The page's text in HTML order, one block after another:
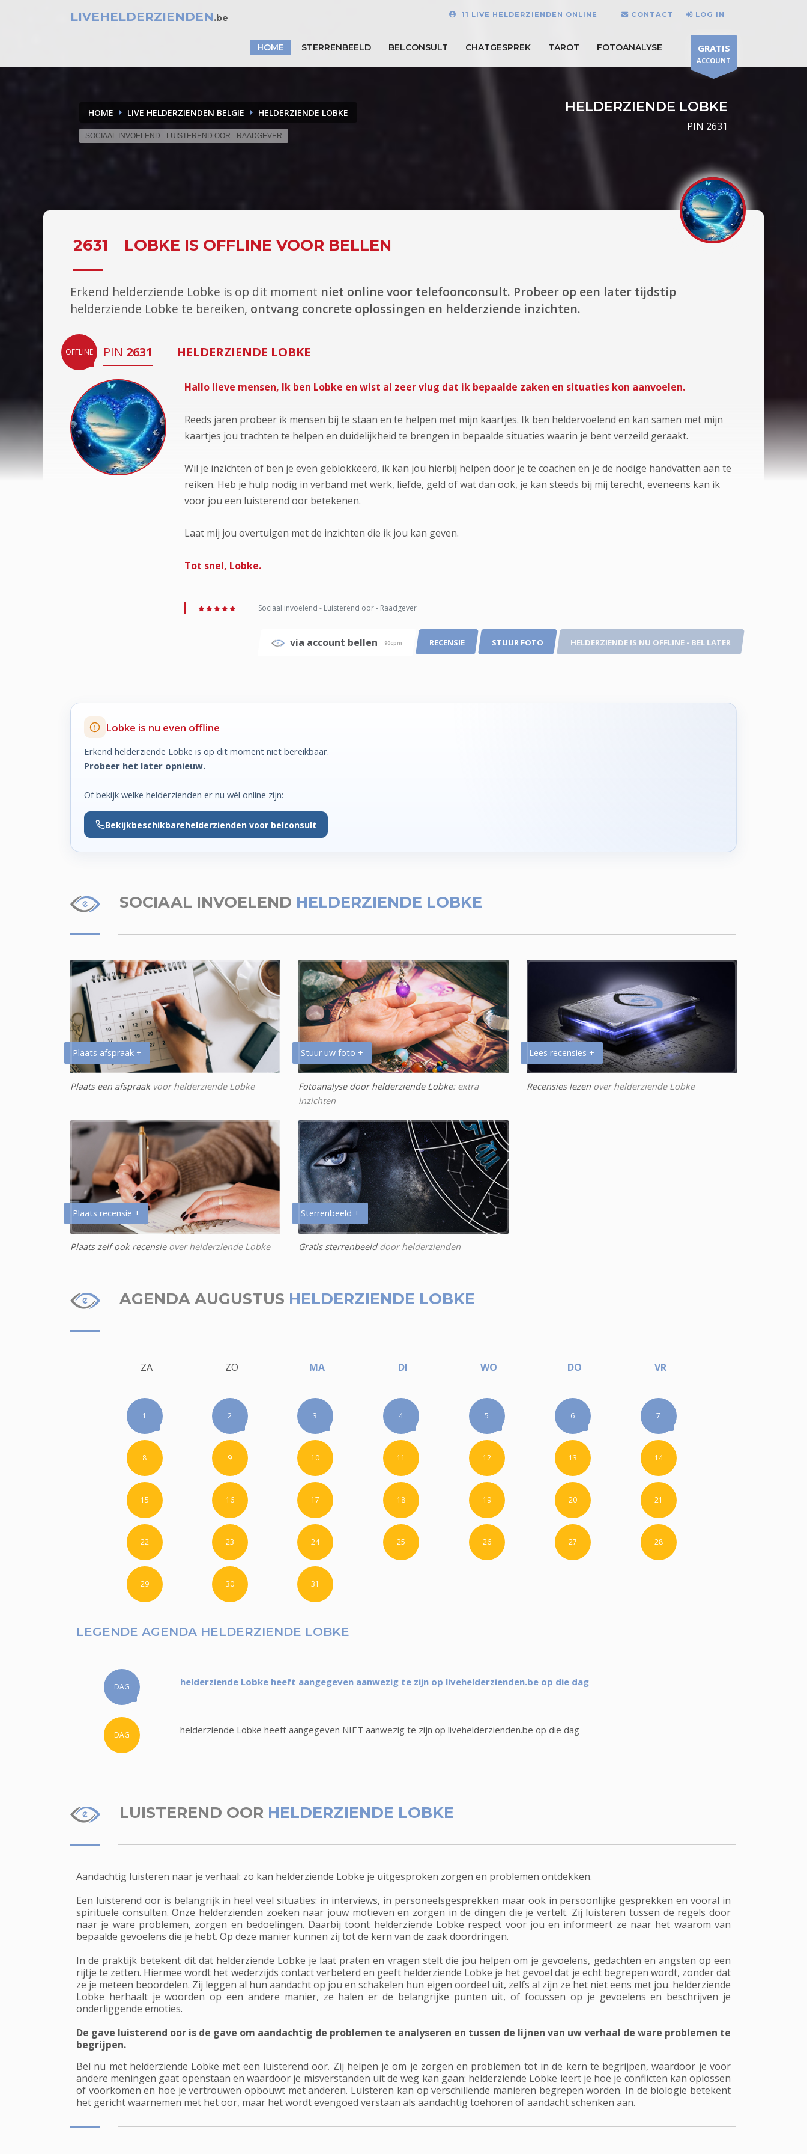
LIVEHELDERZIENDEN.be 11 LIVE HELDERZIENDEN ONLINE CONTACT LOG IN
HOME STERRENBEELD BELCONSULT CHATGESPREK TAROT FOTOANALYSE GRATIS
ACCOUNT
HOME LIVE HELDERZIENDEN BELGIE HELDERZIENDE LOBKE
SOCIAAL INVOELEND - LUISTEREND OOR - RAADGEVER
HELDERZIENDE LOBKE
PIN 2631
2631 LOBKE IS OFFLINE VOOR BELLEN
Erkend helderziende Lobke is op dit moment niet online voor telefoonconsult. Probeer op een later tijdstip
helderziende Lobke te bereiken, ontvang concrete oplossingen en helderziende inzichten.
OFFLINE PIN 2631 HELDERZIENDE LOBKE
Hallo lieve mensen, Ik ben Lobke en wist al zeer vlug dat ik bepaalde zaken en situaties kon aanvoelen.
Reeds jaren probeer ik mensen bij te staan en te helpen met mijn kaartjes. Ik ben heldervoelend en kan samen met mijn
kaartjes jou trachten te helpen en duidelijkheid te brengen in bepaalde situaties waarin je bent verzeild geraakt.
Wil je inzichten of ben je even geblokkeerd, ik kan jou hierbij helpen door je te coachen en je de nodige handvatten aan te
reiken. Heb je hulp nodig in verband met werk, liefde, geld of wat dan ook, je kan steeds bij mij terecht, eveneens kan ik
voor jou een luisterend oor betekenen.
Laat mij jou overtuigen met de inzichten die ik jou kan geven.
Tot snel, Lobke.
Sociaal invoelend - Luisterend oor - Raadgever
via account bellen 90cpm RECENSIE STUUR FOTO HELDERZIENDE IS NU OFFLINE - BEL LATER
Lobke is nu even offline
Erkend helderziende Lobke is op dit moment niet bereikbaar.
Probeer het later opnieuw.
Of bekijk welke helderzienden er nu wél online zijn:
Bekijkbeschikbarehelderzienden voor belconsult
SOCIAAL INVOELEND HELDERZIENDE LOBKE
Plaats afspraak +
Plaats een afspraakvoor helderziende Lobke
Stuur uw foto +
Fotoanalyse door helderziende Lobke: extra
inzichten
Lees recensies +
Recensies lezen over helderziende Lobke
Plaats recensie +
Plaats zelf ook recensieover helderziende Lobke
Sterrenbeeld +
Gratis sterrenbeelddoor helderzienden
AGENDA AUGUSTUS HELDERZIENDE LOBKE
ZA ZO MA DI WO DO VR
1 2 3 4 5 6 7
8 9 10 11 12 13 14
15 16 17 18 19 20 21
22 23 24 25 26 27 28
29 30 31
LEGENDE AGENDA HELDERZIENDE LOBKE
DAG helderziende Lobke heeft aangegeven aanwezig te zijn op livehelderzienden.be op die dag
DAG helderziende Lobke heeft aangegeven NIET aanwezig te zijn op livehelderzienden.be op die dag
LUISTEREND OOR HELDERZIENDE LOBKE
Aandachtig luisteren naar je verhaal: zo kan helderziende Lobke je uitgesproken zorgen en problemen ontdekken.
Een luisterend oor is belangrijk in heel veel situaties: in interviews, in personeelsgesprekken maar ook in persoonlijke gesprekken en vooral in
spirituele consulten. Onze helderzienden zoeken naar jouw motieven en zorgen in de dingen die je vertelt. Zij luisteren tussen de regels door
naar je ware problemen, zorgen en bedoelingen. Daarbij toont helderziende Lobke respect voor jou en informeert ze naar het waarom van
bepaalde gevoelens die je hebt. Op deze manier kunnen zij tot de kern van de zaak doordringen.
In de praktijk betekent dit dat helderziende Lobke je laat praten en vragen stelt die jou helpen om je gevoelens, gedachten en angsten op een
rijtje te zetten. Hiermee wordt het wederzijds contact verbeterd en geeft helderziende Lobke je het gevoel dat je echt begrepen wordt, zonder dat
ze je meteen beoordelen. Zij leggen al hun aandacht op jou en schakelen hun eigen oordeel uit, zelfs al zijn ze het niet eens met jou. helderziende
Lobke herhaalt je woorden op een andere manier, ze halen er de belangrijke punten uit, of focussen op je gevoelens en beschrijven je
onderliggende emoties.
De gave luisterend oor is de gave om aandachtig de problemen te analyseren en tussen de lijnen van uw verhaal de ware problemen te
begrijpen.
Bel nu met helderziende Lobke met een luisterend oor. Zij helpen je om je zorgen en problemen tot in de kern te begrijpen, waardoor je voor
andere meningen gaat openstaan en waardoor je misverstanden uit de weg kan gaan: helderziende Lobke leert je hoe je conflicten kan oplossen
of voorkomen en hoe je vertrouwen opbouwt met anderen. Luisteren kan op verschillende manieren begrepen worden. In de biologie betekent
het gericht waarnemen met het oor, maar het wordt evengoed verstaan als aandachtig toehoren of aandacht schenken aan.